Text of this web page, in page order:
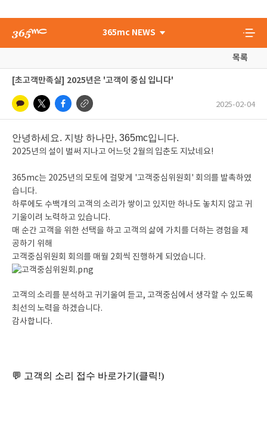
365mc NEWS
목록
[초고객만족실] 2025년은 '고객이 중심 입니다'
2025-02-04
안녕하세요. 지방 하나만, 365mc입니다.
2025년의 설이 벌써 지나고 어느덧 2월의 입춘도 지났네요!
365mc는 2025년의 모토에 걸맞게 '고객중심위원회' 회의를 발촉하였
습니다.
하루에도 수백개의 고객의 소리가 쌓이고 있지만 하나도 놓치지 않고 귀
기울이려 노력하고 있습니다.
매 순간 고객을 위한 선택을 하고 고객의 삶에 가치를 더하는 경험을 제
공하기 위해
고객중심위원회 회의를 매월 2회씩 진행하게 되었습니다.
고객의 소리를 분석하고 귀기울여 듣고, 고객중심에서 생각할 수 있도록
최선의 노력을 하겠습니다.
감사합니다.
💬 고객의 소리 접수 바로가기 (클릭!)